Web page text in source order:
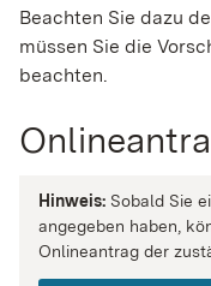
Beachten Sie dazu
müssen Sie die
beachten.
Hinweis: Sobald Sie
angegeben haben,
Onlineantrag der